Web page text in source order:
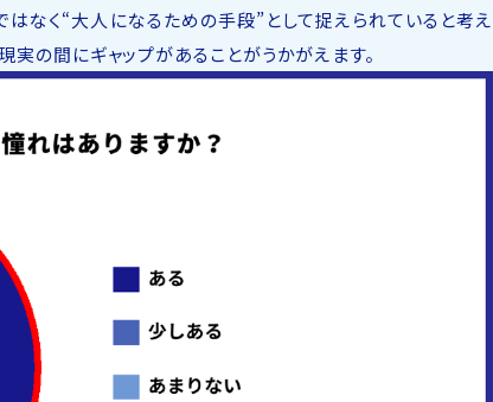
なく“大人になるための手段”として捉えられていると考え
実の間にギャップがあることがうかがえます。